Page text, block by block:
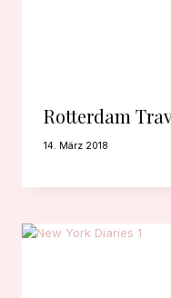
Rotterdam
14. März 2018